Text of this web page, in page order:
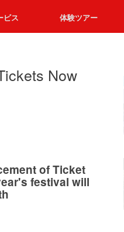
ビス 体験ツアー
Now
of Ticket
festival will